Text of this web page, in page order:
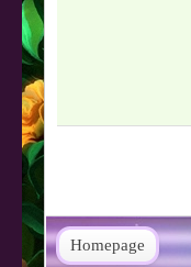
Homepage